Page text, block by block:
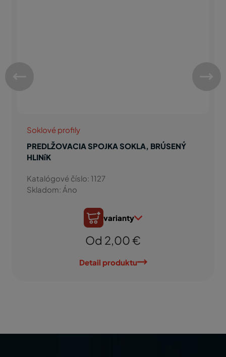
Soklové profily
PREDLŽOVACIA SPOJKA SOKLA, BRÚSENÝ
HLINíK
Katalógové číslo: 1127
Skladom: Áno
varianty
Od 2,00 €
Detail produktu